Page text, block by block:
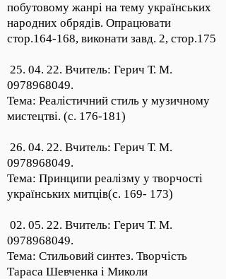
побутовому жанрі на тему українських
народних обрядів. Опрацювати
стор.164-168, виконати завд. 2, стор.175
25. 04. 22. Вчитель: Герич Т. М.
0978968049.
Тема: Реалістичний стиль у музичному
мистецтві. (с. 176-181)
26. 04. 22. Вчитель: Герич Т. М.
0978968049.
Тема: Принципи реалізму у творчості
українських митців(с. 169- 173)
02. 05. 22. Вчитель: Герич Т. М.
0978968049.
Тема: Стильовий синтез. Творчість
Тараса Шевченка і Миколи